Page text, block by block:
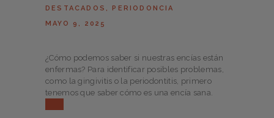
DESTACADOS ,
PERIODONCIA
MAYO 9, 2025
¿Cómo podemos saber si nuestras encías están
enfermas? Para identificar posibles problemas,
como la gingivitis o la periodontitis, primero
tenemos que saber cómo es una encía sana.